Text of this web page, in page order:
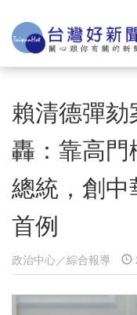
賴清德彈
轟：靠高門
總統，創中
首例
政治中心／綜合報導